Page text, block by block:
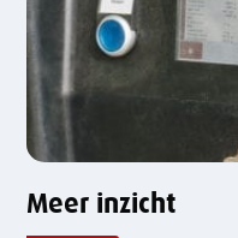
Meer inzicht